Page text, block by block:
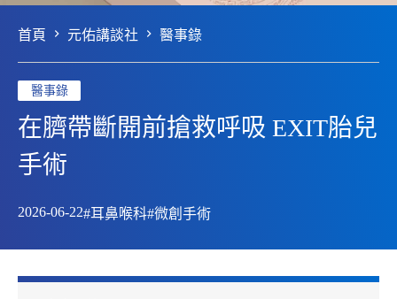
首頁 元佑講談社 醫事錄
醫事錄
在臍帶斷開前搶救呼吸 EXIT胎兒
手術
2026-06-22#耳鼻喉科#微創手術